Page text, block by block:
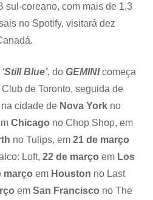
sul-coreano, com mais de 1,3
no Spotify, visitará dez
‘Still Blue’, do GEMINIcomeça
de Toronto, seguida de
na cidade de Nova York no
Chicago no Chop Shop, em
no Tulips, em 21 de março
Loft, 22 de março em Los
março em Houston no Last
em San Francisco no The